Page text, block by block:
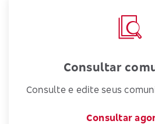
Consultar
Consulte e edite seus
Consultar